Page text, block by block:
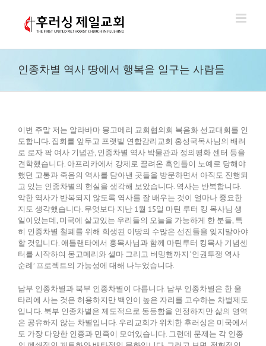
인종차별 역사 땅에서 행복을 일구는 사람들
이번 주말 저는 알라바마 몽고메리 교회협의회 복음화 선교대회를 인
도합니다. 집회를 앞두고 프랫빌 연합감리교회 홍성국목사님의 배려
로 로자 팍 여사 기념관, 인종차별 역사 박물관과 정의평화 센터 등을
견학했습니다. 아프리카에서 강제로 끌려온 흑인들이 노예로 당해야
했던 고통과 죽음의 역사를 담아낸 곳들을 방문하면서 아직도 진행되
고 있는 인종차별의 현실을 생각해 보았습니다. 역사는 반복합니다.
악한 역사가 반복되지 않도록 역사를 잘 배우는 것이 얼마나 중요한
지도 생각했습니다. 무엇보다 지난 1월 15일 마틴 루터 킹 목사님 생
일이었는데, 미국에 살고있는 우리들의 오늘을 가능하게 한 분들, 특
히 인종차별 철폐를 위해 희생된 이땅의 수많은 선진들을 잊지말아야
할 것입니다. 애틀랜타에서 홍목사님과 함께 마틴루터 킹목사 기념센
터를 시작하여 몽고메리와 셀마 그리고 버밍햄까지 ‘인권투쟁 역사
순례’ 프로젝트의 가능성에 대해 나누었습니다.
남부 인종차별과 북부 인종차별이 다릅니다. 남부 인종차별은 한 울
타리에 사는 것은 허용하지만 백인이 높은 자리를 고수하는 차별제도
입니다. 북부 인종차별은 제도적으로 동등함을 인정하지만 삶의 영역
은 공유하지 않는 차별입니다. 우리교회가 위치한 후러싱은 미국에서
도 가장 다양한 인종과 민족이 모여있습니다. 그런데 문제는 각 인종